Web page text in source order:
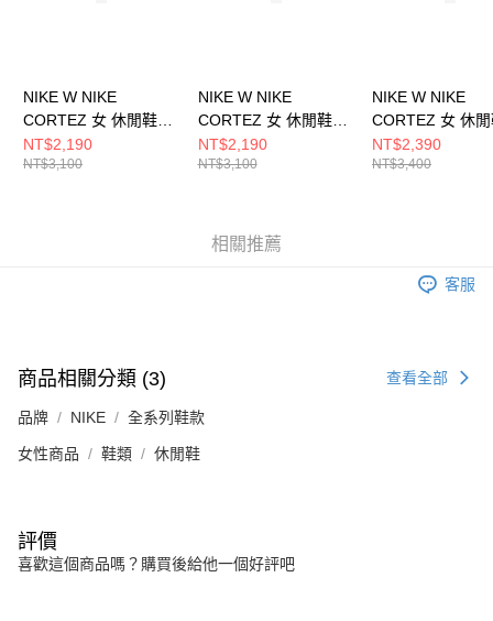
NIKE W NIKE
CORTEZ 女 休閒鞋
DN1791006
NT$2,190
NT$3,100
NIKE W NIKE
CORTEZ 女 休閒鞋
IF1764100
NT$2,190
NT$3,100
NIKE W NIKE
CORTEZ 女 休
IB8879211
NT$2,390
NT$3,400
相關推薦
客服
商品相關分類 (3) 查看全部
品牌 NIKE 全系列鞋款
女性商品 鞋類 休閒鞋
評價
喜歡這個商品嗎？購買後給他一個好評吧